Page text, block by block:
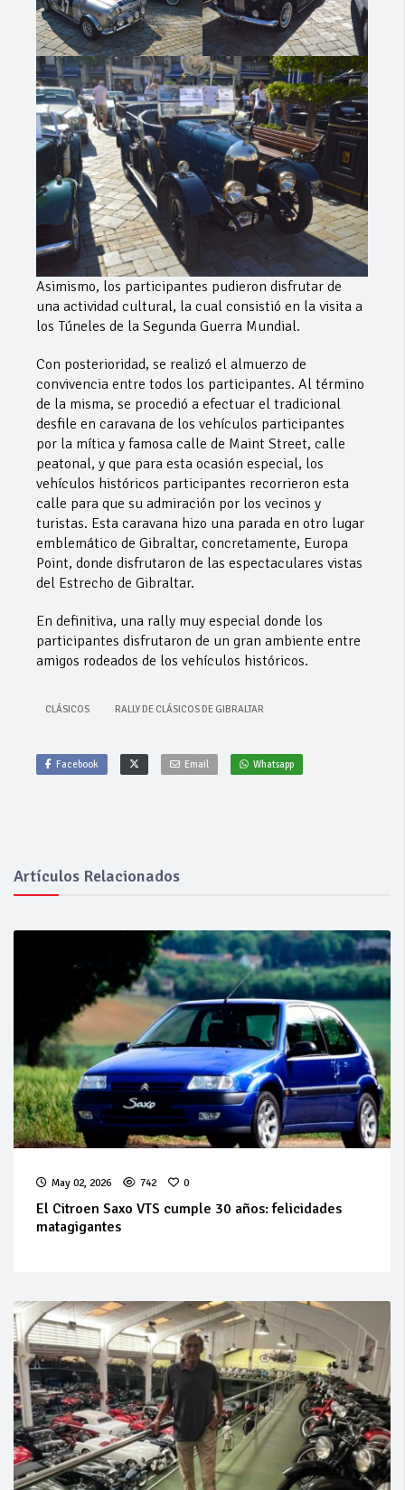
Asimismo, los participantes pudieron disfrutar de
una actividad cultural, la cual consistió en la visita a
los Túneles de la Segunda Guerra Mundial.
Con posterioridad, se realizó el almuerzo de
convivencia entre todos los participantes. Al término
de la misma, se procedió a efectuar el tradicional
desfile en caravana de los vehículos participantes
por la mítica y famosa calle de Maint Street, calle
peatonal, y que para esta ocasión especial, los
vehículos históricos participantes recorrieron esta
calle para que su admiración por los vecinos y
turistas. Esta caravana hizo una parada en otro lugar
emblemático de Gibraltar, concretamente, Europa
Point, donde disfrutaron de las espectaculares vistas
del Estrecho de Gibraltar.
En definitiva, una rally muy especial donde los
participantes disfrutaron de un gran ambiente entre
amigos rodeados de los vehículos históricos.
CLÁSICOS RALLY DE CLÁSICOS DE GIBRALTAR
Facebook Email Whatsapp
Artículos Relacionados
May 02, 2026 742 0
El Citroen Saxo VTS cumple 30 años: felicidades
matagigantes